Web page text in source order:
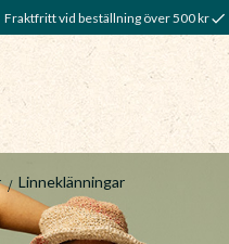
Fraktfritt vid beställning över 500 kr
Linneklänningar